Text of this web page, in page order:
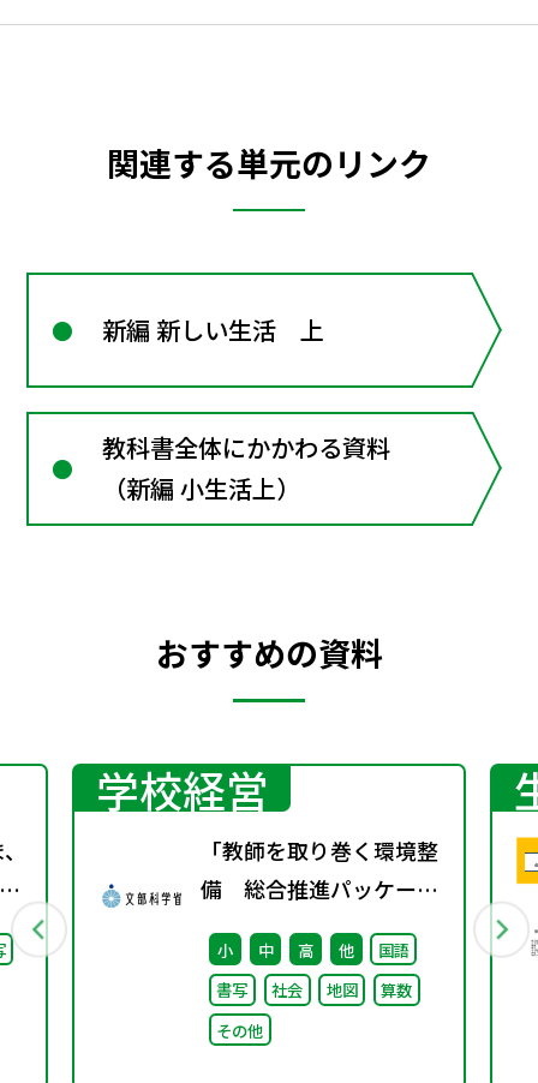
関連する単元のリンク
新編 新しい生活 上
教科書全体にかかわる資料
（新編 小生活上）
おすすめの資料
学校経営
「教師を取り巻く環境整
備 総合推進パッケー
ジ」取りまとめ
小 中 高 他
国語
書写
社会 地図
算数
その他